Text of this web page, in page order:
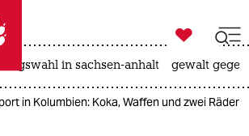
taz zahl ich
taz zahl ich

taz zahl ich
in sachsen-anhalt gewalt
in Kolumbien: Koka, Waffen und zwei Räder